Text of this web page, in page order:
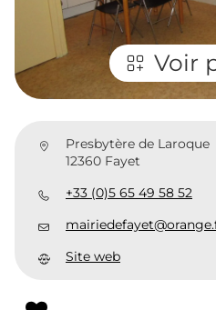
Voir
Presbytère de Laroque
12360 Fayet
+33 (0)5 65 49 58 52
Site web